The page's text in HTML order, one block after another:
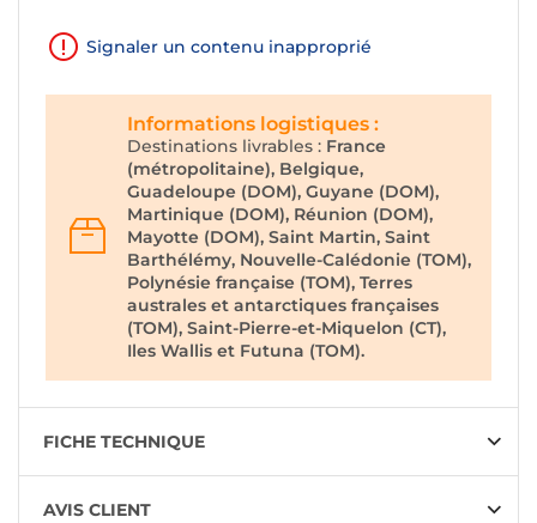
Signaler un contenu inapproprié
Informations logistiques :
Destinations livrables : France
(métropolitaine), Belgique,
Guadeloupe (DOM), Guyane (DOM),
Martinique (DOM), Réunion (DOM),
Mayotte (DOM), Saint Martin, Saint
Barthélémy, Nouvelle-Calédonie (TOM),
Polynésie française (TOM), Terres
australes et antarctiques françaises
(TOM), Saint-Pierre-et-Miquelon (CT),
Iles Wallis et Futuna (TOM).
FICHE TECHNIQUE
AVIS CLIENT